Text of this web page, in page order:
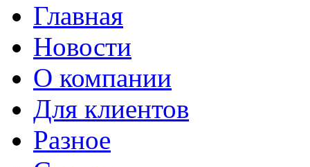
Главная
Новости
О компании
Для клиентов
Разное